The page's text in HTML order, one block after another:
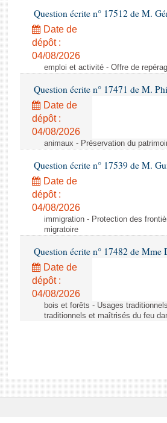
Question écrite n° 17512 de M.
Date de
dépôt :
04/08/2026
emploi et activité - Offre de
Question écrite n° 17471 de M.
Date de
dépôt :
04/08/2026
animaux - Préservation du
Question écrite n° 17539 de M.
Date de
dépôt :
04/08/2026
immigration - Protection des
migratoire
Question écrite n° 17482 de Mme
Date de
dépôt :
04/08/2026
bois et forêts - Usages
traditionnels et maîtrisés du feu